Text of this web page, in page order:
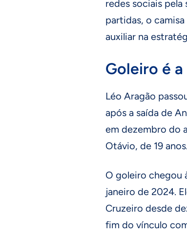
redes sociais pela
partidas, o
auxiliar na
Goleiro é
Léo Aragão
após a saída de
em dezembro do
Otávio, de 19
O goleiro chegou
janeiro de 2024.
Cruzeiro desde
fim do vínculo